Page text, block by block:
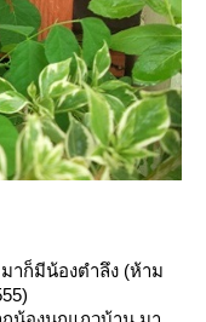
าก็มีน้องตำลึง (ห้าม